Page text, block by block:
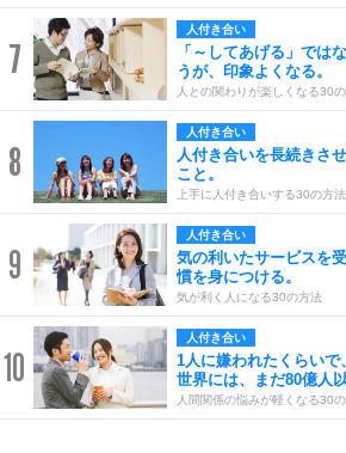
7
人付き合い
「～してあげる」では
うが、印象よくなる。
人との関わりが楽しくなる30
8
人付き合い
人付き合いを長続きさ
こと。
上手に人付き合いする30の方法
9
人付き合い
気の利いたサービスを
慣を身につける。
気が利く人になる30の方法
10
人付き合い
1人に嫌われたくらいで
世界には、まだ80億人
人間関係の悩みが軽くなる30